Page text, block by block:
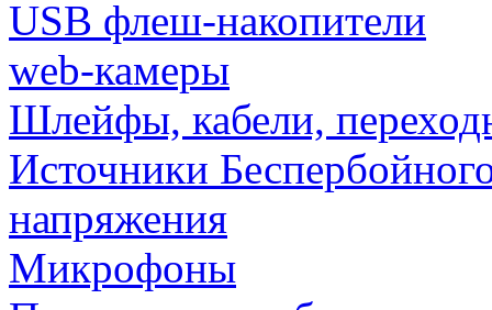
USB флеш-накопители
web-камеры
Шлейфы, кабели,
Источники
напряжения
Микрофоны